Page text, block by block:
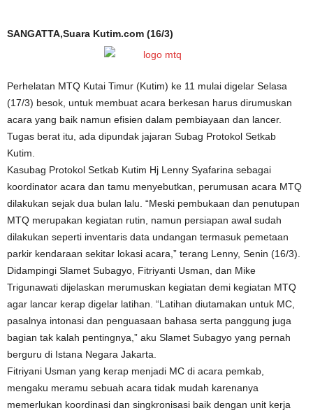
SANGATTA,Suara Kutim.com (16/3)
Perhelatan MTQ Kutai Timur (Kutim) ke 11 mulai digelar Selasa
(17/3) besok, untuk membuat acara berkesan harus dirumuskan
acara yang baik namun efisien dalam pembiayaan dan lancer.
Tugas berat itu, ada dipundak jajaran Subag Protokol Setkab
Kutim.
Kasubag Protokol Setkab Kutim Hj Lenny Syafarina sebagai
koordinator acara dan tamu menyebutkan, perumusan acara MTQ
dilakukan sejak dua bulan lalu. “Meski pembukaan dan penutupan
MTQ merupakan kegiatan rutin, namun persiapan awal sudah
dilakukan seperti inventaris data undangan termasuk pemetaan
parkir kendaraan sekitar lokasi acara,” terang Lenny, Senin (16/3).
Didampingi Slamet Subagyo, Fitriyanti Usman, dan Mike
Trigunawati dijelaskan merumuskan kegiatan demi kegiatan MTQ
agar lancar kerap digelar latihan. “Latihan diutamakan untuk MC,
pasalnya intonasi dan penguasaan bahasa serta panggung juga
bagian tak kalah pentingnya,” aku Slamet Subagyo yang pernah
berguru di Istana Negara Jakarta.
Fitriyani Usman yang kerap menjadi MC di acara pemkab,
mengaku meramu sebuah acara tidak mudah karenanya
memerlukan koordinasi dan singkronisasi baik dengan unit kerja